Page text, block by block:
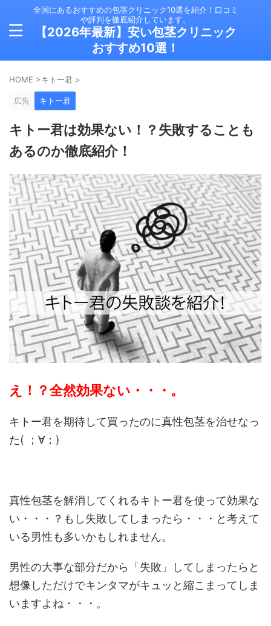
全国にあるおすすめの包茎クリニック10選を紹介！口コミ
や評判を徹底紹介しています。
【2026年最新】安い包茎クリニック
おすすめ10選！
HOME >キトー君 >
広告 キトー君
キトー君は効果ない！？失敗することも
あるのか徹底紹介！
え！？全然効果ない・・・。
キトー君を期待して買ったのに真性包茎を治せなっ
た( ；∀；)
真性包茎を解消してくれるキトー君を使って効果な
い・・・？もし失敗してしまったら・・・と考えて
いる男性も多いかもしれません。
男性の大事な部分だから「失敗」してしまったらと
想像しただけでキンタマがキュッと縮こまってしま
いますよね・・・。